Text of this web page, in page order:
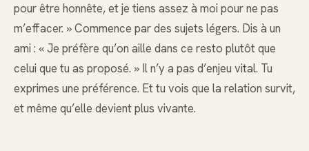
pour être honnête, et je tiens assez à moi pour ne pas
m’effacer. » Commence par des sujets légers. Dis à un
ami : « Je préfère qu’on aille dans ce resto plutôt que
celui que tu as proposé. » Il n’y a pas d’enjeu vital. Tu
exprimes une préférence. Et tu vois que la relation survit,
et même qu’elle devient plus vivante.